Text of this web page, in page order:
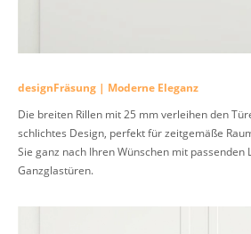
designFräsung | Moderne Eleganz
Die breiten Rillen mit 25 mm verleihen den
schlichtes Design, perfekt für zeitgemäße
Sie ganz nach Ihren Wünschen mit passenden
Ganzglastüren.